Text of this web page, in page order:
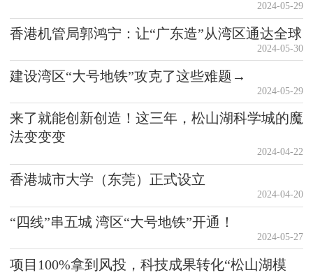
2024-05-29
香港机管局郭鸿宁：让“广东造”从湾区通达全球
2024-05-30
建设湾区“大号地铁”攻克了这些难题→
2024-05-29
来了就能创新创造！这三年，松山湖科学城的魔
法变变变
2024-04-22
香港城市大学（东莞）正式设立
2024-04-20
“四线”串五城 湾区“大号地铁”开通！
2024-05-27
项目100%拿到风投，科技成果转化“松山湖模